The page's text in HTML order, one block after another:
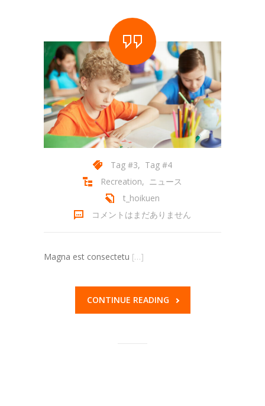
Tag #3, Tag #4
Recreation,
ニュース
t_hoikuen
コメントはまだありません
Magna est consectetu […]
CONTINUE READING